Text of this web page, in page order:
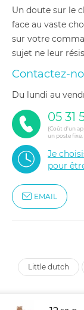
Un doute sur le
face au vaste
sur votre
sujet ne leur
Contactez-
du lundi au
05 31
(Coût d'un
un poste
Je
pour
EMAIL
little dutch